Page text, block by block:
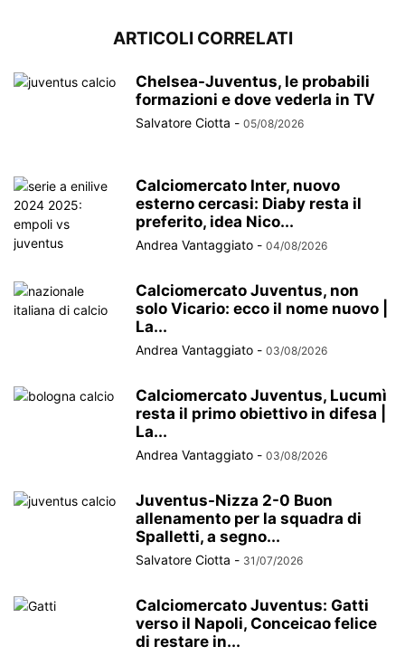
ARTICOLI CORRELATI
Chelsea-Juventus, le probabili
formazioni e dove vederla in TV
Salvatore Ciotta - 05/08/2026
Calciomercato Inter, nuovo
esterno cercasi: Diaby resta il
preferito, idea Nico...
Andrea Vantaggiato - 04/08/2026
Calciomercato Juventus, non
solo Vicario: ecco il nome nuovo |
La...
Andrea Vantaggiato - 03/08/2026
Calciomercato Juventus, Lucumì
resta il primo obiettivo in difesa |
La...
Andrea Vantaggiato - 03/08/2026
Juventus-Nizza 2-0 Buon
allenamento per la squadra di
Spalletti, a segno...
Salvatore Ciotta - 31/07/2026
Calciomercato Juventus: Gatti
verso il Napoli, Conceicao felice
di restare in...